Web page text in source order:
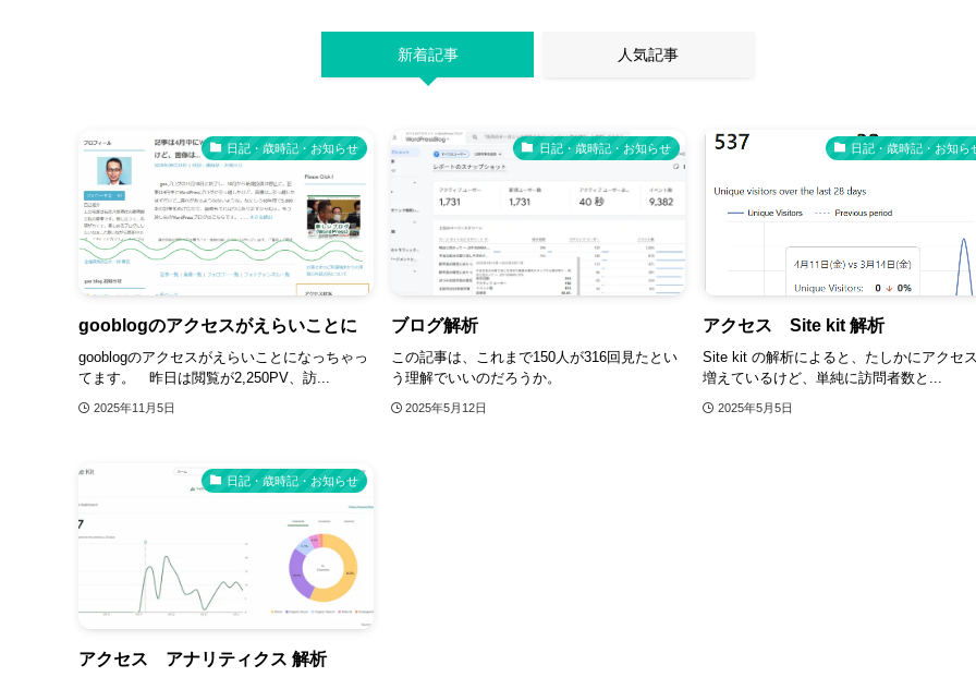
新着記事 人気記事
日記・歳時記・お知らせ
gooblogのアクセスがえらいことに
gooblogのアクセスがえらいことになっちゃっ
てます。 昨日は閲覧が2,250PV、訪...
2025年11月5日
日記・歳時記・お知らせ
ブログ解析
この記事は、これまで150人が316回見たとい
う理解でいいのだろうか。
2025年5月12日
日記・歳時記・お知ら
アクセス Site kit 解析
Site kit の解析によると、たしかにアクセ
増えているけど、単純に訪問者数と...
2025年5月5日
日記・歳時記・お知らせ
アクセス アナリティクス 解析